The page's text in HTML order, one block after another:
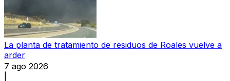
La planta de tratamiento de residuos de Roales vuelve a
arder
7 ago 2026